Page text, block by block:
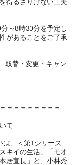
得るさりげない工夫
～8時30分を予定し
があることをご了承
取替・変更・キャン
＝＝＝＝＝＝＝＝
て
は、＜第1シリーズ
キイの生活」「モオ
居宣長」と、小林秀